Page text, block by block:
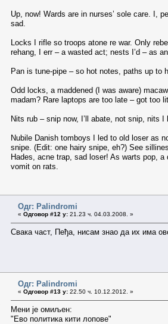
Up, now! Wards are in nurses’ sole care. I,
sad.
Locks I rifle so troops atone re war. Only
rehang, I err – a wasted act; nests I’d – as
Pan is tune-pipe – so hot notes, paths up to
Odd locks, a maddened (I was aware)
madam? Rare laptops are too late – got too
Nits rub – snip now, I’ll abate, not snip, nits I
Nubile Danish tomboys I led to old loser as
snipe. (Edit: one hairy snipe, eh?) See
Hades, acne trap, sad loser! As warts pop,
vomit on rats.
Одг: Palindromi
« Одговор #12 у: 21.23 ч. 04.03.2008. »
Свака част, Пеђа, нисам знао да их има
Одг: Palindromi
« Одговор #13 у: 22.50 ч. 10.12.2012. »
Мени је омиљен:
"Ево политика кити лопове"